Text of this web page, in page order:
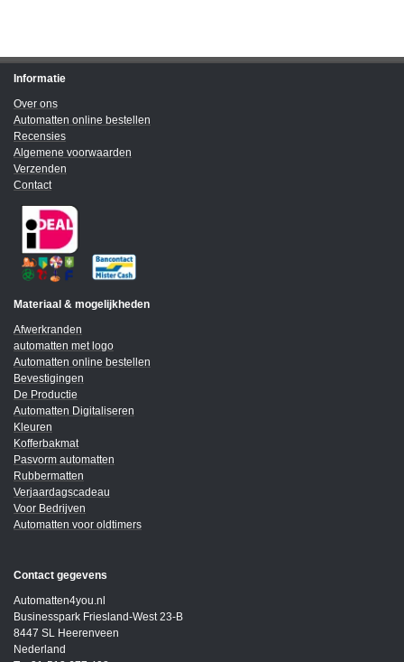
Informatie
Over ons
Automatten online bestellen
Recensies
Algemene voorwaarden
Verzenden
Contact
Materiaal & mogelijkheden
Afwerkranden
automatten met logo
Automatten online bestellen
Bevestigingen
De Productie
Automatten Digitaliseren
Kleuren
Kofferbakmat
Pasvorm automatten
Rubbermatten
Verjaardagscadeau
Voor Bedrijven
Automatten voor oldtimers
Contact gegevens
Automatten4you.nl
Businesspark Friesland-West 23-B
8447 SL Heerenveen
Nederland